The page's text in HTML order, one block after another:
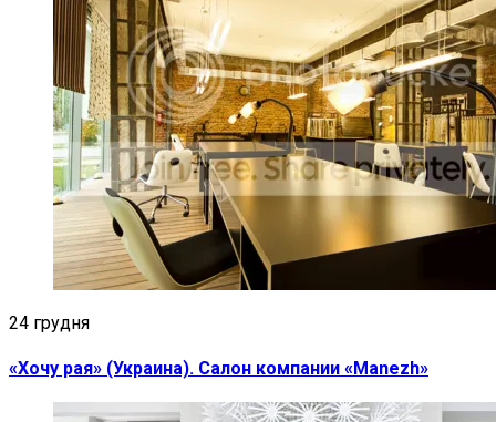
24 грудня
«Хочу рая» (Украина). Cалон компании «Manezh»